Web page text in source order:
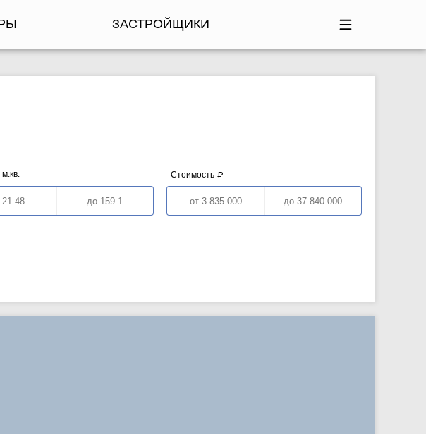
ЗАСТРОЙЩИКИ
Стоимость